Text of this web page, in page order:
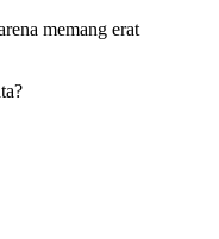
memang erat